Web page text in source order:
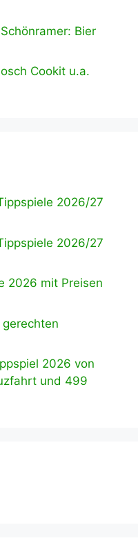
Bier
Cookit u.a.
2026/27
2026/27
2026 mit Preisen
2026 von
und 499